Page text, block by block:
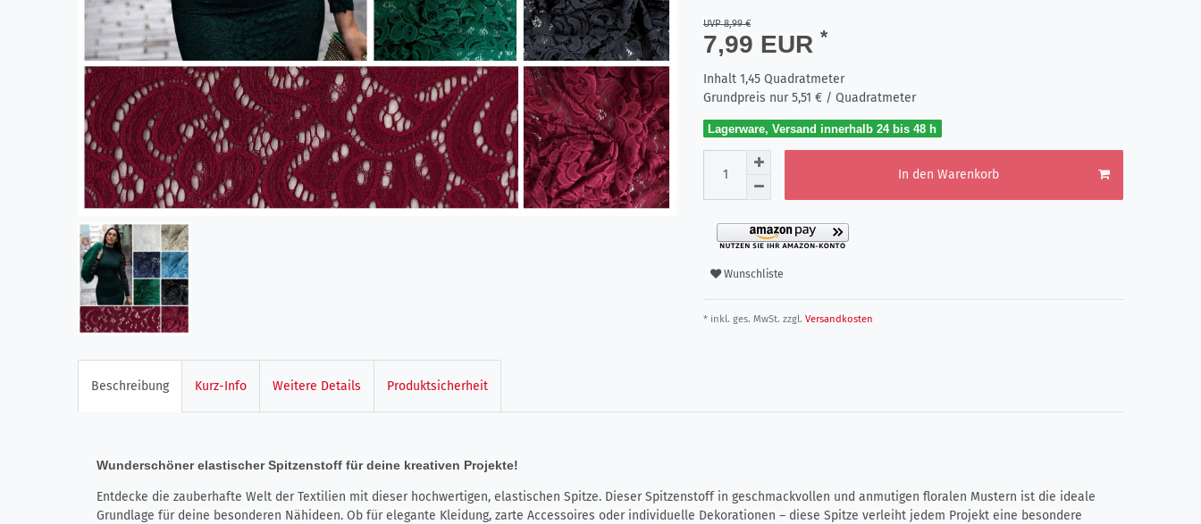
UVP 8,99 €
7,99 EUR *
Inhalt 1,45 Quadratmeter
Grundpreis nur5,51 € / Quadratmeter
Lagerware, Versand innerhalb 24 bis 48 h
In den Warenkorb
Wunschliste
* inkl. ges. MwSt. zzgl. Versandkosten
Beschreibung Kurz-Info Weitere Details Produktsicherheit
Wunderschöner elastischer Spitzenstoff für deine kreativen Projekte!
Entdecke die zauberhafte Welt der Textilien mit dieser hochwertigen, elastischen Spitze. Dieser Spitzenstoff in geschmackvollen und anmutigen floralen Mustern ist die ideale
Grundlage für deine besonderen Nähideen. Ob für elegante Kleidung, zarte Accessoires oder individuelle Dekorationen – diese Spitze verleiht jedem Projekt eine besondere